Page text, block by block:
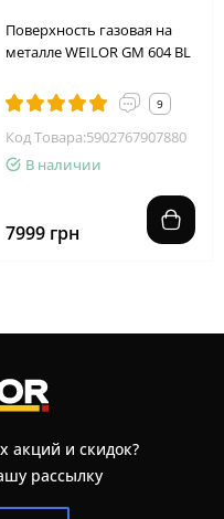
Поверхность газовая на
металле WEILOR GM 604 BL
9
Код Товара:5902767907880
В наличии
7999 грн
акций и скидок?
рассылку